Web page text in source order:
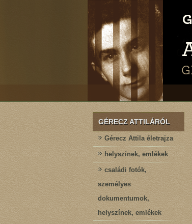
GÉRECZ ATTILÁRÓL
Gérecz Attila életrajza
helyszínek, emlékek
családi fotók,
személyes
dokumentumok,
helyszínek, emlékek